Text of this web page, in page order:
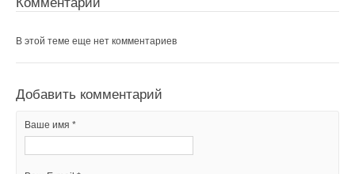
В этой теме еще нет комментариев
Добавить комментарий
Ваше имя *